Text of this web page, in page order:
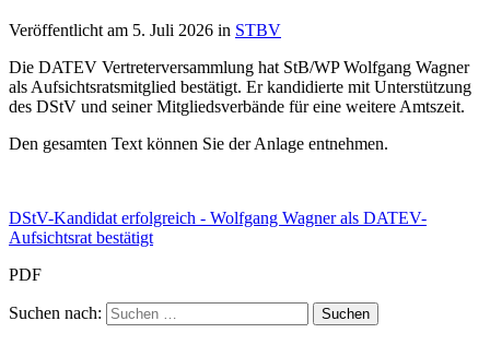
Veröffentlicht am 5. Juli 2026 in STBV
Die DATEV Vertreterversammlung hat StB/WP Wolfgang Wagner
als Aufsichtsratsmitglied bestätigt. Er kandidierte mit Unterstützung
des DStV und seiner Mitgliedsverbände für eine weitere Amtszeit.
Den gesamten Text können Sie der Anlage entnehmen.
DStV-Kandidat erfolgreich - Wolfgang Wagner als DATEV-
Aufsichtsrat bestätigt
PDF
Suchen nach: